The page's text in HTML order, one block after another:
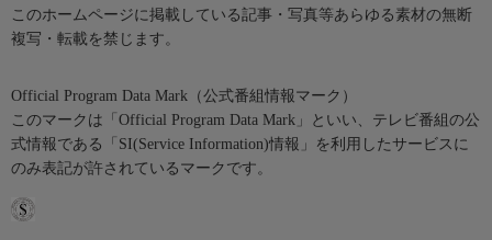
このホームページに掲載している記事・写真等あらゆる素材の無断
複写・転載を禁じます。
Official Program Data Mark（公式番組情報マーク）
このマークは「Official Program Data Mark」といい、テレビ番組の公
式情報である「SI(Service Information)情報」を利用したサービスに
のみ表記が許されているマークです。